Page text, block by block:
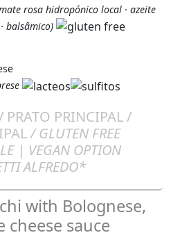
rosa hidropónico local · azeite
balsâmico)
PRATO PRINCIPAL /
/ GLUTEN FREE
| VEGAN OPTION
ALFREDO*
with Bolognese,
sauce